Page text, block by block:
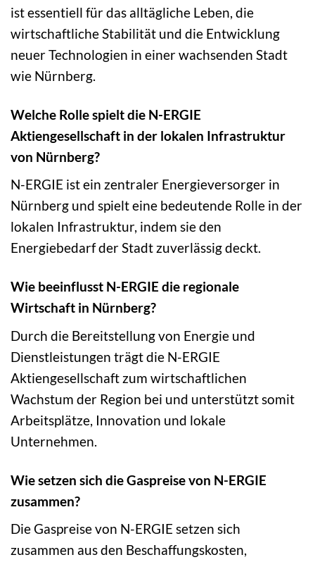
ist essentiell für das alltägliche Leben, die
wirtschaftliche Stabilität und die Entwicklung
neuer Technologien in einer wachsenden Stadt
wie Nürnberg.
Welche Rolle spielt die N-ERGIE
Aktiengesellschaft in der lokalen Infrastruktur
von Nürnberg?
N-ERGIE ist ein zentraler Energieversorger in
Nürnberg und spielt eine bedeutende Rolle in der
lokalen Infrastruktur, indem sie den
Energiebedarf der Stadt zuverlässig deckt.
Wie beeinflusst N-ERGIE die regionale
Wirtschaft in Nürnberg?
Durch die Bereitstellung von Energie und
Dienstleistungen trägt die N-ERGIE
Aktiengesellschaft zum wirtschaftlichen
Wachstum der Region bei und unterstützt somit
Arbeitsplätze, Innovation und lokale
Unternehmen.
Wie setzen sich die Gaspreise von N-ERGIE
zusammen?
Die Gaspreise von N-ERGIE setzen sich
zusammen aus den Beschaffungskosten,